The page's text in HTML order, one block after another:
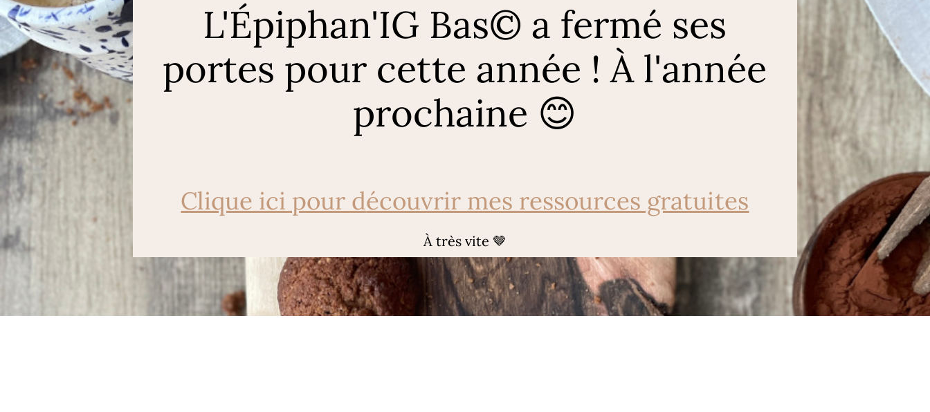
L'Épiphan'IG Bas© a fermé ses
portes pour cette année ! À l'année
prochaine 😊
Clique ici pour découvrir mes ressources gratuites
À très vite 🤎